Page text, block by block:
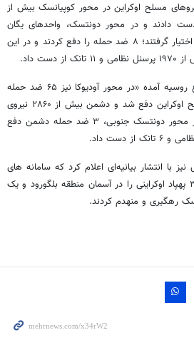
مسلح اوکراین در محور کوپیانسک بیش از
دست دادند و در محور دونتسک، واحدهای یگان
جنوب مواضع ارزشمندتری را در اختیار گرفتند؛ ۸ ضد حمله را دفع کردند و در این
داد.
آن‌گونه که در بیانیه وزارت دفاع روسیه آمده «در محور آودیوکا نیز ۶۵ ضد حمله
یگان های تهاجمی نیروهای مسلح اوکراین دفع شد و دشمن بیش از ۲۸۶۰ نیروی
نظامی خود را از دست داد و در محور دونتسک جنوبی، ۳ ضد حمله دشمن دفع
با انتشار بیانیه‌ای اعلام کرد که سامانه های
پدافند هوایی ارتش این کشور ۳ پهپاد اوکراینی را در آسمان منطقه بلگورود و یک
رهگیری و منهدم کردند.